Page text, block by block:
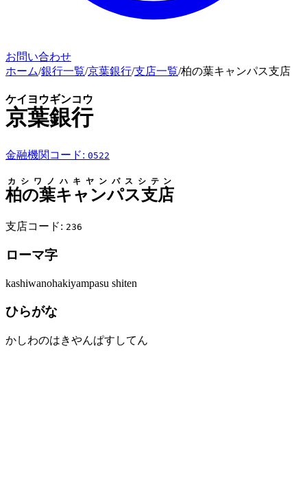
お問い合わせ
ホーム/銀行一覧/京葉銀行/支店一覧/柏の葉キャンパス支店
京葉銀行
ケイヨウギンコウ
金融機関コード: 0522
柏の葉キャンパス支店
カシワノハキヤンパスシテン
支店コード: 236
ローマ字
kashiwanohakiyampasu shiten
ひらがな
かしわのはきやんぱすしてん